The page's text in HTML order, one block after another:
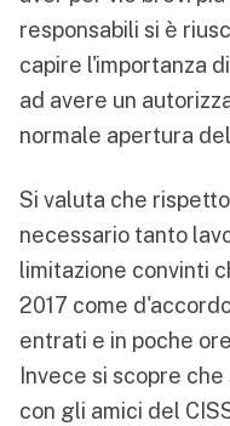
responsabili si è
capire l'importanza
ad avere un
normale apertura
Si valuta che
necessario tanto
limitazione convinti
2017 come
entrati e in poche
Invece si scopre
con gli amici del